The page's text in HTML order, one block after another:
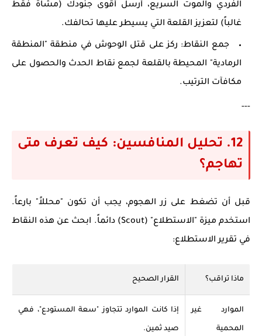
الفردي والموت السريع، أرسل أقوى جنودك (مشاة فقط
غالباً) لتعزيز القلعة التي يسيطر عليها تحالفك.
جمع النقاط: ركز على قتل الوحوش في منطقة "المنطقة
الرمادية" المحيطة بالقلعة لجمع نقاط الحدث والحصول على
مكافآت الترتيب.
---
12. تحليل المنافسين: كيف تعرف متى
تهاجم؟
قبل أن تضغط على زر الهجوم، يجب أن تكون "محللاً" بارعاً.
استخدم ميزة "الاستطلاع" (Scout) دائماً. ابحث عن هذه النقاط
في تقرير الاستطلاع:
ماذا تراقب؟ القرار الصحيح
الموارد غير
المحمية
إذا كانت الموارد تتجاوز "سعة المستودع"، فهي
صيد ثمين.